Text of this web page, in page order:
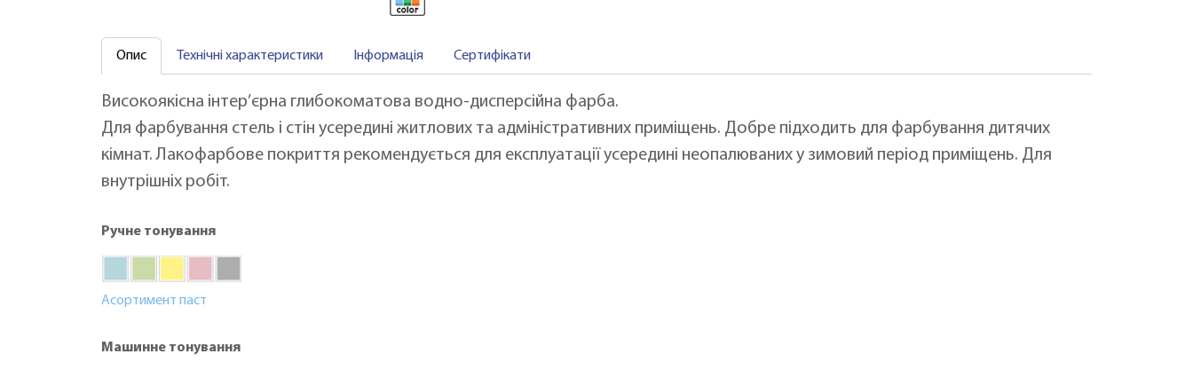
Опис Технічні характеристики Інформація Сертифікати
Високоякісна інтер’єрна глибокоматова водно-дисперсійна фарба.
Для фарбування стель і стін усередині житлових та адміністративних приміщень. Добре підходить для фарбування дитячих
кімнат. Лакофарбове покриття рекомендується для експлуатації усередині неопалюваних у зимовий період приміщень. Для
внутрішніх робіт.
Ручне тонування
Асортимент паст
Машинне тонування